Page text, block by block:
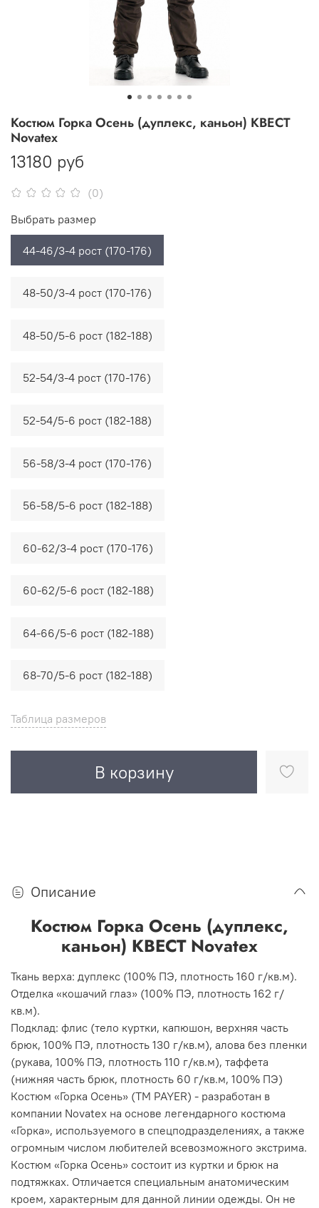
(0)
Костюм Горка Осень (дуплекс, каньон) КВЕСТ
Novatex
13180 руб
Таблица размеров
В корзину
Выбрать размер
44-46/3-4 рост (170-176)
48-50/3-4 рост (170-176)
48-50/5-6 рост (182-188)
52-54/3-4 рост (170-176)
52-54/5-6 рост (182-188)
56-58/3-4 рост (170-176)
56-58/5-6 рост (182-188)
60-62/3-4 рост (170-176)
60-62/5-6 рост (182-188)
64-66/5-6 рост (182-188)
68-70/5-6 рост (182-188)
Описание
Костюм Горка Осень (дуплекс,
каньон) КВЕСТ Novatex
Ткань верха: дуплекс (100% ПЭ, плотность 160 г/кв.м).
Отделка «кошачий глаз» (100% ПЭ, плотность 162 г/
кв.м).
Подклад: флис (тело куртки, капюшон, верхняя часть
брюк, 100% ПЭ, плотность 130 г/кв.м), алова без пленки
(рукава, 100% ПЭ, плотность 110 г/кв.м), таффета
(нижняя часть брюк, плотность 60 г/кв.м, 100% ПЭ)
Костюм «Горка Осень» (ТМ PAYER) - разработан в
компании Novatex на основе легендарного костюма
«Горка», используемого в спецподразделениях, а также
огромным числом любителей всевозможного экстрима.
Костюм «Горка Осень» состоит из куртки и брюк на
подтяжках. Отличается специальным анатомическим
кроем, характерным для данной линии одежды. Он не